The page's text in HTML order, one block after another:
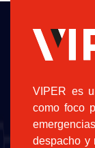
VIPER es
como foco
despacho y